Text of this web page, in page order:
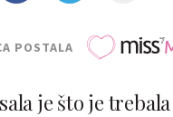
POSTALA
je što je